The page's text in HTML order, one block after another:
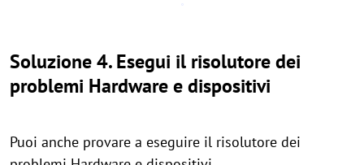
Soluzione 4. Esegui il risolutore dei
problemi Hardware e dispositivi
Puoi anche provare a eseguire il risolutore dei